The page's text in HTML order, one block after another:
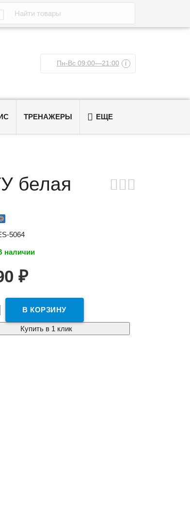
Пн-Вс 09:00—21:00 i
ТРЕНАЖЕРЫ  ЕЩЕ

белая
5064
наличии
₽
Купить в 1 клик